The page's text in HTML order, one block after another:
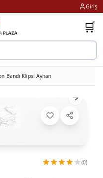
Giriş
🛒
Bandı Klipsi Ayhan
Next
(0)